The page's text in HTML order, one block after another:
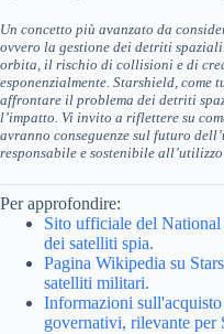
Un concetto più avanzato da
ovvero la gestione dei detriti
orbita, il rischio di collisioni e di
esponenzialmente. Starshield,
affrontare il problema dei detriti
l’impatto. Vi invito a riflettere su
avranno conseguenze sul futuro
responsabile e sostenibile
Per approfondire:
Sito ufficiale del National
dei satelliti spia.
Pagina Wikipedia su
satelliti militari.
Informazioni
governativi, rilevante per